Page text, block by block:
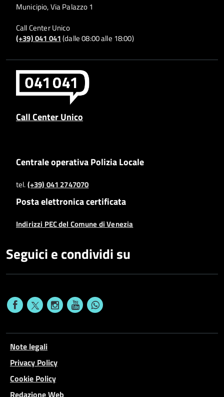
Municipio, Via Palazzo 1
Call Center Unico
(+39) 041 041(dalle 08:00 alle 18:00)
Call Center Unico
Centrale operativa Polizia Locale
tel.(+39) 041 2747070
Posta elettronica certificata
Indirizzi PEC del Comune di Venezia
Seguici e condividi su
Note legali
Privacy Policy
Cookie Policy
Redazione Web